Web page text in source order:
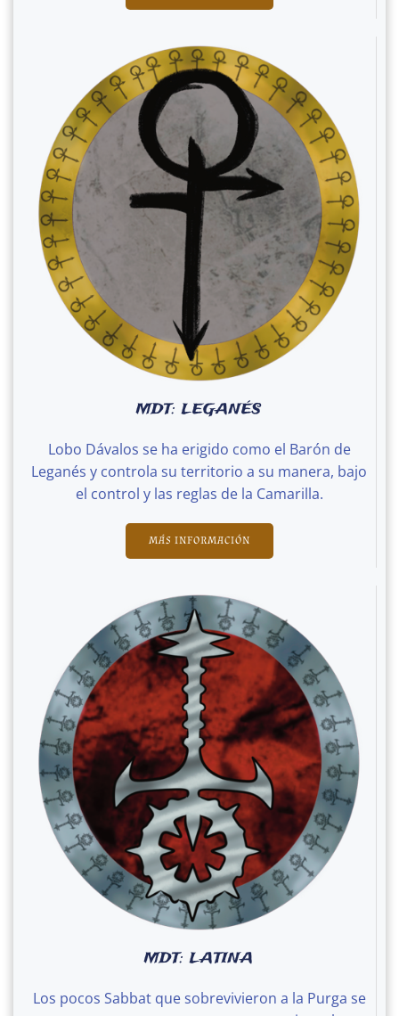
MDT: LEGANÉS
Lobo Dávalos se ha erigido como el Barón de
Leganés y controla su territorio a su manera, bajo
el control y las reglas de la Camarilla.
MÁS INFORMACIÓN
MDT: LATINA
Los pocos Sabbat que sobrevivieron a la Purga se